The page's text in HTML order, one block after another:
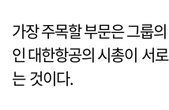
가장 주목할 부문은 그룹
인 대한항공의 시총이 서
는 것이다.